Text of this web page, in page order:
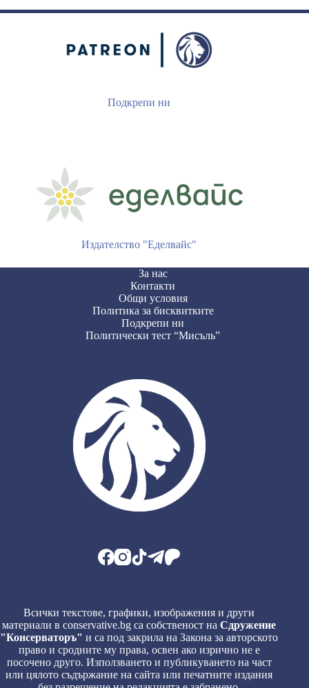
Подкрепи ни
Издателство "Еделвайс"
За нас
Контакти
Общи условия
Политика за бисквитките
Подкрепи ни
Политически тест “Мисъль”
Всички текстове, графики, изображения и други
материали в conservative.bg са собственост наСдружение
"Консерваторъ" и са под закрила на Закона за авторското
право и сродните му права, освен ако изрично не е
посочено друго. Използването и публикуването на част
или цялото съдържание на сайта или печатните издания